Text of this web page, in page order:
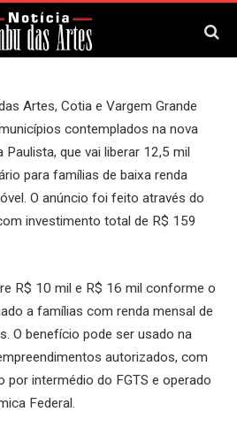
30 de Março, 2026
Artes, Cotia e Vargem Grande
contemplados na nova
que vai liberar 12,5 mil
para famílias de baixa renda
O anúncio foi feito através do
investimento total de R$ 159
R$ 10 mil e R$ 16 mil conforme o
a famílias com renda mensal de
O benefício pode ser usado na
autorizados, com
por intermédio do FGTS e operado
Federal.